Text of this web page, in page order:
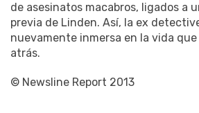
de asesinatos macabros, ligados a
previa de Linden. Así, la ex
nuevamente inmersa en la vida
atrás.
© Newsline Report 2013